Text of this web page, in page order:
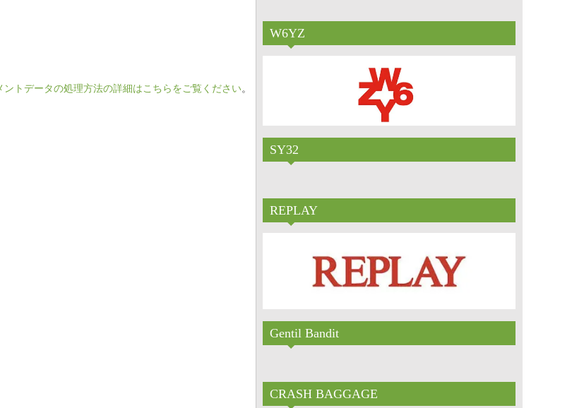
ントデータの処理方法の詳細はこちらをご覧ください。
W6YZ
SY32
REPLAY
Gentil Bandit
CRASH BAGGAGE